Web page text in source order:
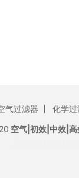
气过滤器 化学过
空气|初效|中效|